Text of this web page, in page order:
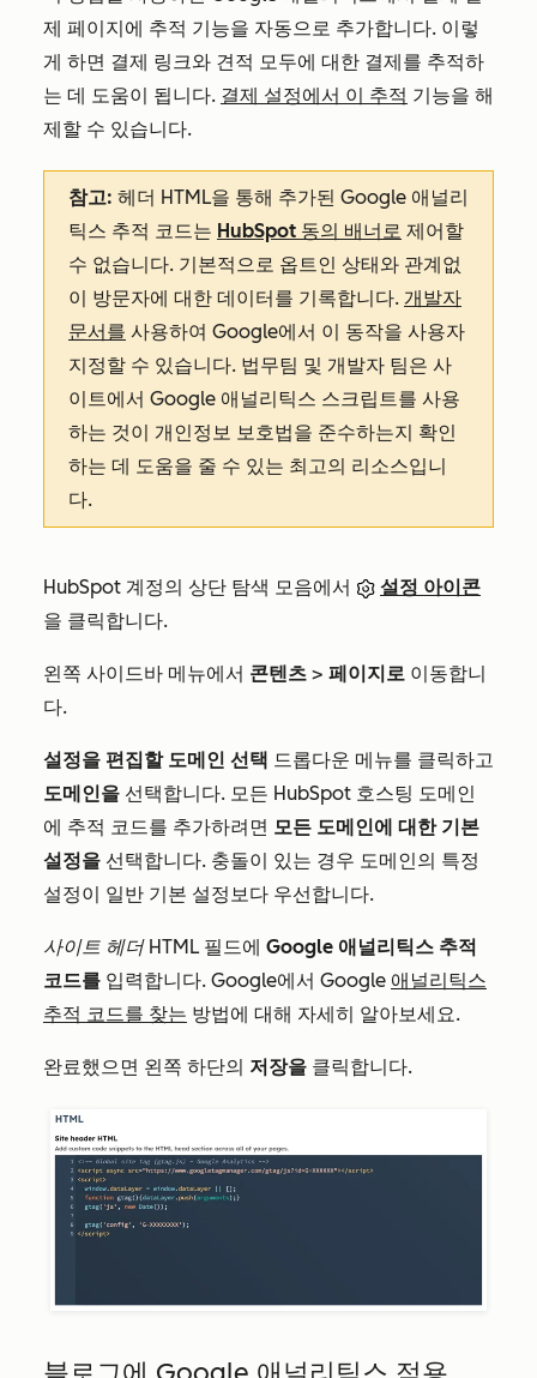
제 페이지에 추적 기능을 자동으로 추가합니다. 이렇
게 하면 결제 링크와 견적 모두에 대한 결제를 추적하
는 데 도움이 됩니다. 결제 설정에서 이 추적 기능을 해
제할 수 있습니다.
참고: 헤더 HTML을 통해 추가된 Google 애널리
틱스 추적 코드는 HubSpot 동의 배너로 제어할
수 없습니다. 기본적으로 옵트인 상태와 관계없
이 방문자에 대한 데이터를 기록합니다. 개발자
문서를 사용하여 Google에서 이 동작을 사용자
지정할 수 있습니다. 법무팀 및 개발자 팀은 사
이트에서 Google 애널리틱스 스크립트를 사용
하는 것이 개인정보 보호법을 준수하는지 확인
하는 데 도움을 줄 수 있는 최고의 리소스입니
다.
HubSpot 계정의 상단 탐색 모음에서
설정 아이콘
을 클릭합니다.
왼쪽 사이드바 메뉴에서 콘텐츠 > 페이지로 이동합니
다.
설정을 편집할 도메인 선택 드롭다운 메뉴를 클릭하고
도메인을 선택합니다. 모든 HubSpot 호스팅 도메인
에 추적 코드를 추가하려면 모든 도메인에 대한 기본
설정을 선택합니다. 충돌이 있는 경우 도메인의 특정
설정이 일반 기본 설정보다 우선합니다.
사이트 헤더 HTML 필드에 Google 애널리틱스 추적
코드를 입력합니다. Google에서 Google 애널리틱스
추적 코드를 찾는 방법에 대해 자세히 알아보세요.
완료했으면 왼쪽 하단의 저장을 클릭합니다.